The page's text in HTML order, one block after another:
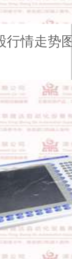
行情走势